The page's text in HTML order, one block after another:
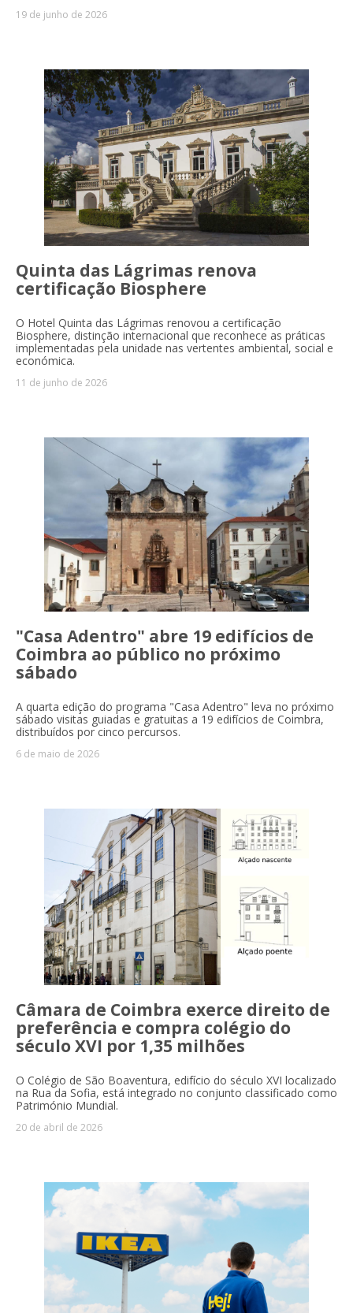
19 de junho de 2026
Quinta das Lágrimas renova
certificação Biosphere
O Hotel Quinta das Lágrimas renovou a certificação
Biosphere, distinção internacional que reconhece as práticas
implementadas pela unidade nas vertentes ambiental, social e
económica.
11 de junho de 2026
"Casa Adentro" abre 19 edifícios de
Coimbra ao público no próximo
sábado
A quarta edição do programa "Casa Adentro" leva no próximo
sábado visitas guiadas e gratuitas a 19 edifícios de Coimbra,
distribuídos por cinco percursos.
6 de maio de 2026
Câmara de Coimbra exerce direito de
preferência e compra colégio do
século XVI por 1,35 milhões
O Colégio de São Boaventura, edifício do século XVI localizado
na Rua da Sofia, está integrado no conjunto classificado como
Património Mundial.
20 de abril de 2026